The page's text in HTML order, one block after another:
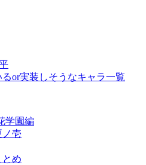
or実装しそうなキャラ一覧
学園編
ノ壱
とめ